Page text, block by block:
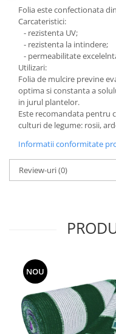
Plug de scos cartofi
Rarițe
Freze de pamant
Grape
Cositori
Tocatoare agricole
Cultivatoare
Articole electrice
Surse de iluminat
Plafoniere
Ciocane rotopercutoare
Plasa sarma galvanizata
Plasa sarma rabit
Sarma moale neagra
si dulgheri; sarma zincata;
ghimpata
Plase din polietilena
Folia este confectionata
Carcateristici:
- rezistenta UV;
- rezistenta la intindere;
- permeabilitate
Utilizari:
Folia de mulcire previne
optima si constanta a
in jurul plantelor.
Este recomandata pentru
culturi de legume: rosii,
Informatii conformitate
Review-uri(0)
NOU